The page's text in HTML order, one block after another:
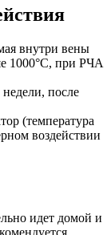
внутри вены
1000°С, при РЧА
после
(температура
воздействии
идет домой и